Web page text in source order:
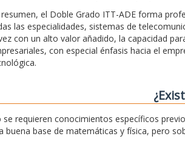
resumen, el Doble Grado ITT-ADE forma
las especialidades, sistemas de
con un alto valor añadido, la capacidad
con especial énfasis hacia el
se requieren conocimientos específicos
buena base de matemáticas y física, pero